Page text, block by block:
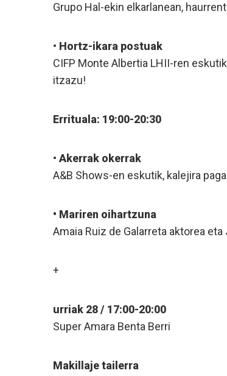
Grupo Hal-ekin elkarlanean,
• Hortz-ikara postuak
CIFP Monte Albertia LHII-ren
itzazu!
Errituala: 19:00-20:30
• Akerrak okerrak
A&B Shows-en eskutik, kalejira
• Mariren oihartzuna
Amaia Ruiz de Galarreta aktorea
+
urriak 28 / 17:00-20:00
Super Amara Benta Berri
Makillaje tailerra